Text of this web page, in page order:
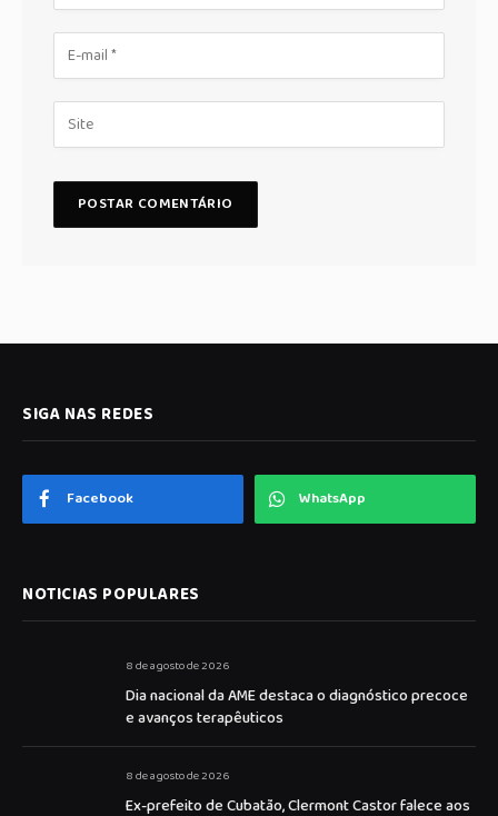
SIGA NAS REDES
Facebook WhatsApp
NOTICIAS POPULARES
8 de agosto de 2026
Dia nacional da AME destaca o diagnóstico precoce
e avanços terapêuticos
8 de agosto de 2026
Ex-prefeito de Cubatão, Clermont Castor falece aos